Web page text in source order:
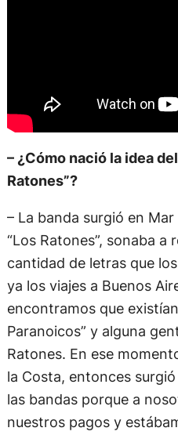
– ¿Cómo nació la idea
Ratones”?
– La banda surgió en
“Los Ratones”, sonaba a
cantidad de letras que
ya los viajes a Buenos
encontramos que
Paranoicos” y alguna
Ratones. En ese
la Costa, entonces
las bandas porque a
nuestros pagos y